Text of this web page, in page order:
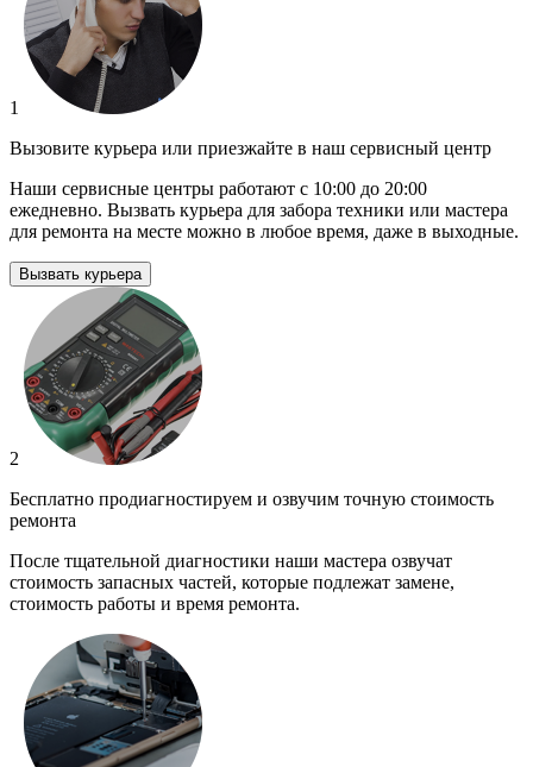
1
Вызовите курьера или приезжайте в наш сервисный центр
Наши сервисные центры работают с 10:00 до 20:00
ежедневно. Вызвать курьера для забора техники или мастера
для ремонта на месте можно в любое время, даже в выходные.
Вызвать курьера
2
Бесплатно продиагностируем и озвучим точную стоимость
ремонта
После тщательной диагностики наши мастера озвучат
стоимость запасных частей, которые подлежат замене,
стоимость работы и время ремонта.